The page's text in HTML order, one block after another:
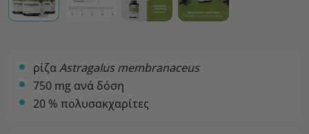
ρίζαAstragalus membranaceus
750 mg ανά δόση
20 % πολυσακχαρίτες